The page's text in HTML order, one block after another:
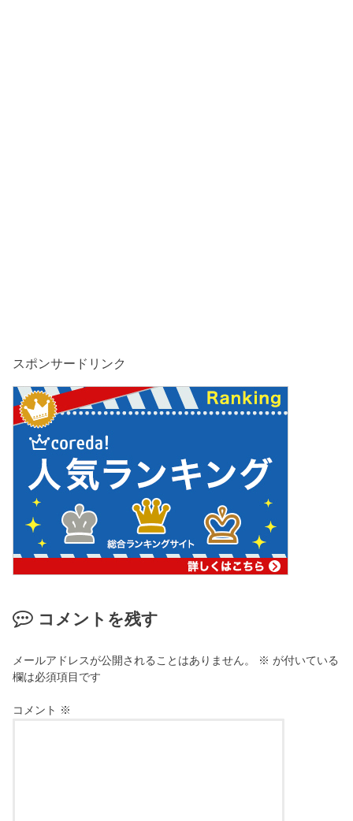
スポンサードリンク
コメントを残す
メールアドレスが公開されることはありません。 ※ が付いている
欄は必須項目です
コメント ※